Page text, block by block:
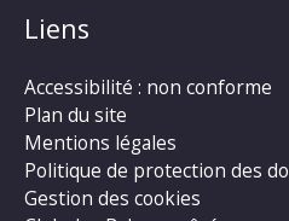
Liens
Accessibilité : non conforme
Plan du site
Mentions légales
Politique de protection des
Gestion des cookies